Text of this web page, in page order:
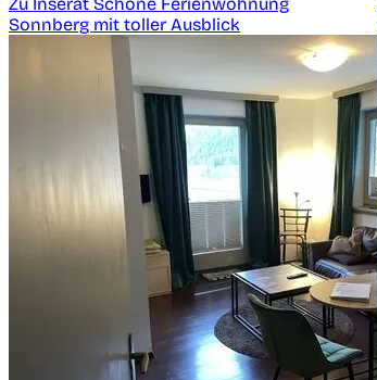
Zu Inserat Schöne Ferienwohnung
Sonnberg mit toller Ausblick